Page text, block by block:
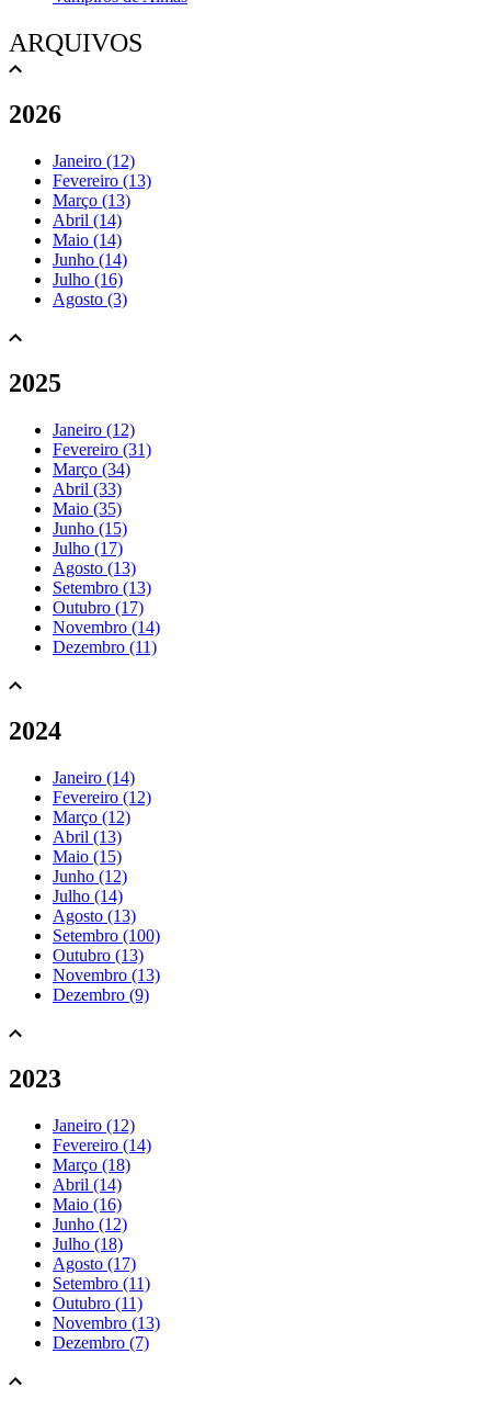
ARQUIVOS
2026
Janeiro (12)
Fevereiro (13)
Março (13)
Abril (14)
Maio (14)
Junho (14)
Julho (16)
Agosto (3)
2025
Janeiro (12)
Fevereiro (31)
Março (34)
Abril (33)
Maio (35)
Junho (15)
Julho (17)
Agosto (13)
Setembro (13)
Outubro (17)
Novembro (14)
Dezembro (11)
2024
Janeiro (14)
Fevereiro (12)
Março (12)
Abril (13)
Maio (15)
Junho (12)
Julho (14)
Agosto (13)
Setembro (100)
Outubro (13)
Novembro (13)
Dezembro (9)
2023
Janeiro (12)
Fevereiro (14)
Março (18)
Abril (14)
Maio (16)
Junho (12)
Julho (18)
Agosto (17)
Setembro (11)
Outubro (11)
Novembro (13)
Dezembro (7)